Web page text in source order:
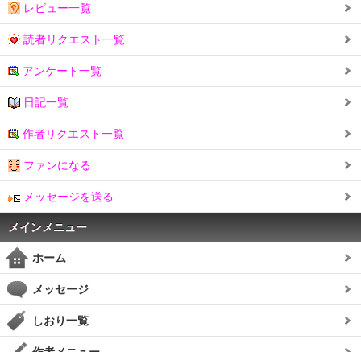
レビュー一覧
読者リクエスト一覧
アンケート一覧
日記一覧
作者リクエスト一覧
ファンになる
メッセージを送る
メインメニュー
ホーム
メッセージ
しおり一覧